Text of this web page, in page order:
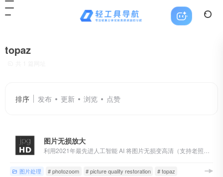
topaz
排序 发布 更新 浏览 点赞
图片无损放大
图片处理 # photozoom # picture quality restoration # topaz